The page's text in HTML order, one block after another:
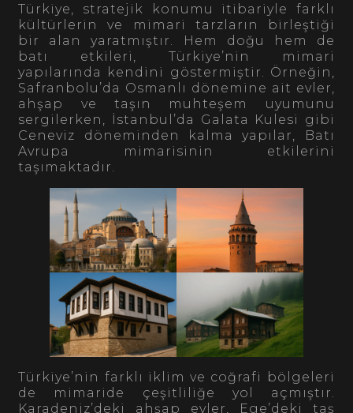
Türkiye, stratejik konumu itibariyle farklı
kültürlerin ve mimari tarzların birleştiği
bir alan yaratmıştır. Hem doğu hem de
batı etkileri, Türkiye’nin mimari
yapılarında kendini göstermiştir. Örneğin,
Safranbolu’da Osmanlı dönemine ait evler,
ahşap ve taşın muhteşem uyumunu
sergilerken, İstanbul’da Galata Kulesi gibi
Ceneviz döneminden kalma yapılar, Batı
Avrupa mimarisinin etkilerini
taşımaktadır.
Türkiye’nin farklı iklim ve coğrafi bölgeleri
de mimaride çeşitliliğe yol açmıştır.
Karadeniz’deki ahşap evler, Ege’deki taş